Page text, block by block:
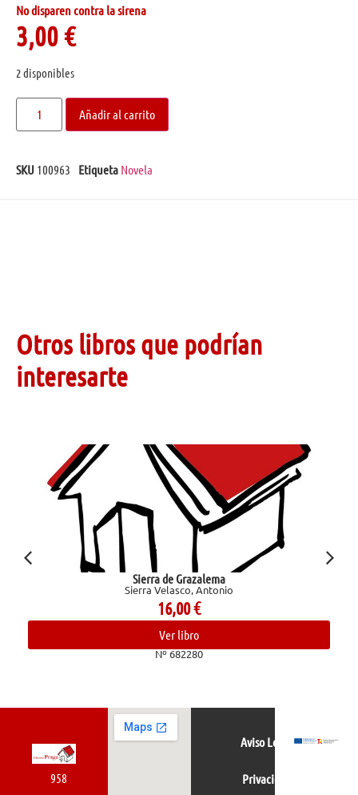
No disparen contra la sirena
3,00€
2 disponibles
Añadir al carrito
SKU 100963 Etiqueta Novela
Otros libros que podrían
interesarte
Sierra de Grazalema
Sierra Velasco, Antonio
16,00€
Ver libro
Nº 682280
958
Aviso Legal
Privacidad